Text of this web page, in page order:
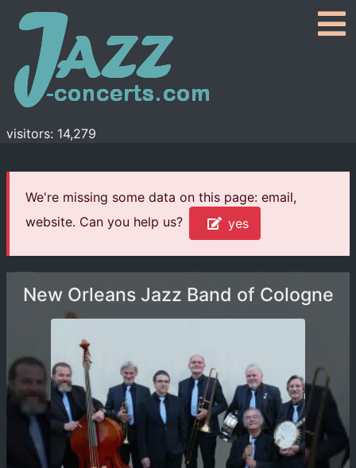
visitors: 14,279
We're missing some data on this page: email,
website. Can you help us?
yes
New Orleans Jazz Band of Cologne